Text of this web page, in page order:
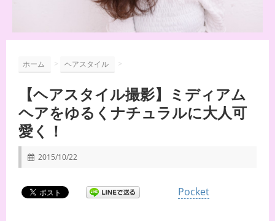
ホーム > ヘアスタイル >
【ヘアスタイル撮影】ミディアム
ヘアをゆるくナチュラルに大人可
愛く！
2015/10/22
Pocket